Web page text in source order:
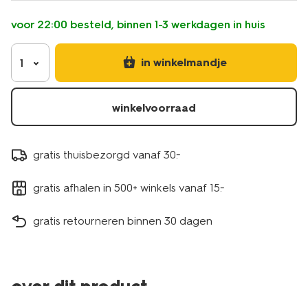
ring-
-
-50-
stuks-
14504925.html
voor 22:00 besteld, binnen 1-3 werkdagen in huis
1 in winkelmandje
winkelvoorraad
gratis thuisbezorgd vanaf 30.-
gratis afhalen in 500+ winkels vanaf 15.-
gratis retourneren binnen 30 dagen